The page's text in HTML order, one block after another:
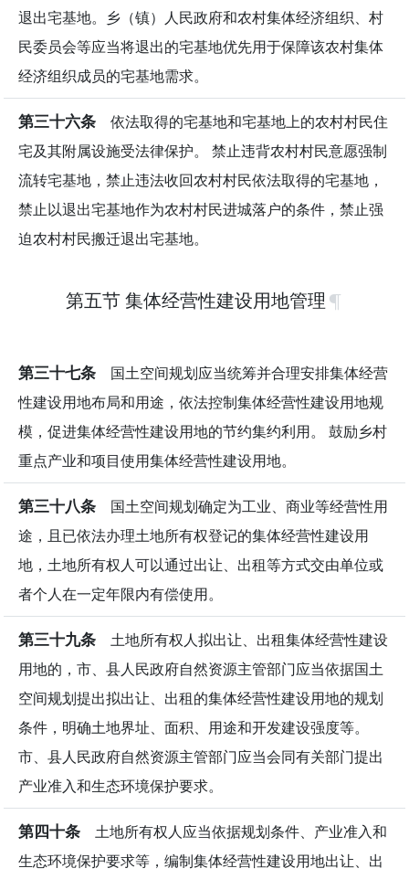
退出宅基地。乡（镇）人民政府和农村集体经济组织、村
民委员会等应当将退出的宅基地优先用于保障该农村集体
经济组织成员的宅基地需求。
第三十六条 依法取得的宅基地和宅基地上的农村村民住
宅及其附属设施受法律保护。 禁止违背农村村民意愿强制
流转宅基地，禁止违法收回农村村民依法取得的宅基地，
禁止以退出宅基地作为农村村民进城落户的条件，禁止强
迫农村村民搬迁退出宅基地。
第五节 集体经营性建设用地管理
第三十七条 国土空间规划应当统筹并合理安排集体经营
性建设用地布局和用途，依法控制集体经营性建设用地规
模，促进集体经营性建设用地的节约集约利用。 鼓励乡村
重点产业和项目使用集体经营性建设用地。
第三十八条 国土空间规划确定为工业、商业等经营性用
途，且已依法办理土地所有权登记的集体经营性建设用
地，土地所有权人可以通过出让、出租等方式交由单位或
者个人在一定年限内有偿使用。
第三十九条 土地所有权人拟出让、出租集体经营性建设
用地的，市、县人民政府自然资源主管部门应当依据国土
空间规划提出拟出让、出租的集体经营性建设用地的规划
条件，明确土地界址、面积、用途和开发建设强度等。
市、县人民政府自然资源主管部门应当会同有关部门提出
产业准入和生态环境保护要求。
第四十条 土地所有权人应当依据规划条件、产业准入和
生态环境保护要求等，编制集体经营性建设用地出让、出